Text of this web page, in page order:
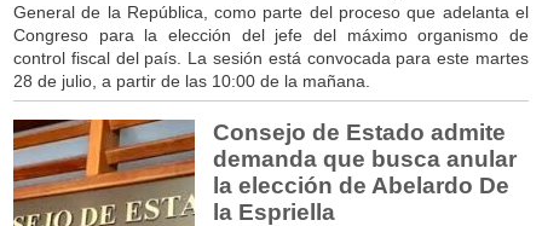
General de la República, como parte del proceso que adelanta el
Congreso para la elección del jefe del máximo organismo de
control fiscal del país. La sesión está convocada para este martes
28 de julio, a partir de las 10:00 de la mañana.
Consejo de Estado admite
demanda que busca anular
la elección de Abelardo De
la Espriella